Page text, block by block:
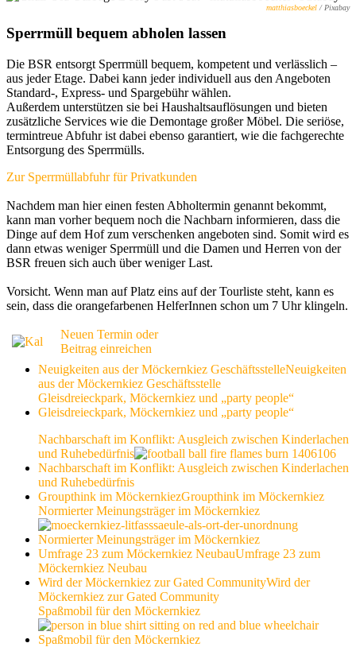
matthiasboeckel/ Pixabay
Sperrmüll bequem abholen lassen
Die BSR entsorgt Sperrmüll bequem, kompetent und verlässlich –
aus jeder Etage. Dabei kann jeder individuell aus den Angeboten
Standard-, Express- und Spargebühr wählen.
Außerdem unterstützen sie bei Haushaltsauflösungen und bieten
zusätzliche Services wie die Demontage großer Möbel. Die seriöse,
termintreue Abfuhr ist dabei ebenso garantiert, wie die fachgerechte
Entsorgung des Sperrmülls.
Zur Sperrmüllabfuhr für Privatkunden
Nachdem man hier einen festen Abholtermin genannt bekommt,
kann man vorher bequem noch die Nachbarn informieren, dass die
Dinge auf dem Hof zum verschenken angeboten sind. Somit wird es
dann etwas weniger Sperrmüll und die Damen und Herren von der
BSR freuen sich auch über weniger Last.
Vorsicht. Wenn man auf Platz eins auf der Tourliste steht, kann es
sein, dass die orangefarbenen HelferInnen schon um 7 Uhr klingeln.
Neuen Termin oder
Beitrag einreichen
Neuigkeiten aus der Möckernkiez GeschäftsstelleNeuigkeiten
aus der Möckernkiez Geschäftsstelle
Gleisdreieckpark, Möckernkiez und „party people“
Gleisdreieckpark, Möckernkiez und „party people“
Nachbarschaft im Konflikt: Ausgleich zwischen Kinderlachen
und Ruhebedürfnis
Nachbarschaft im Konflikt: Ausgleich zwischen Kinderlachen
und Ruhebedürfnis
Groupthink im MöckernkiezGroupthink im Möckernkiez
Normierter Meinungsträger im Möckernkiez
Normierter Meinungsträger im Möckernkiez
Umfrage 23 zum Möckernkiez NeubauUmfrage 23 zum
Möckernkiez Neubau
Wird der Möckernkiez zur Gated CommunityWird der
Möckernkiez zur Gated Community
Spaßmobil für den Möckernkiez
Spaßmobil für den Möckernkiez